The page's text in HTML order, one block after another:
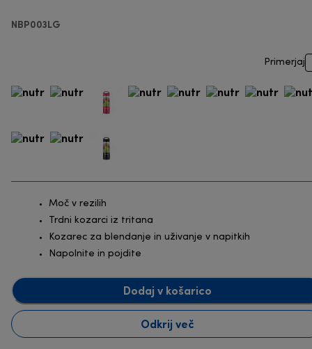
NBP003LG
Primerjaj
Moč v rezilih
Trdni kozarci iz tritana
Kozarec za blendanje in uživanje v napitkih
Napolnite in pojdite
Dodaj v košarico
Odkrij več